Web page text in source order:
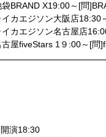
BRAND X19:00～[問
カエジソン大阪店18:30
カエジソン名古屋店
屋fiveStars 1９:00～[問
演18:30